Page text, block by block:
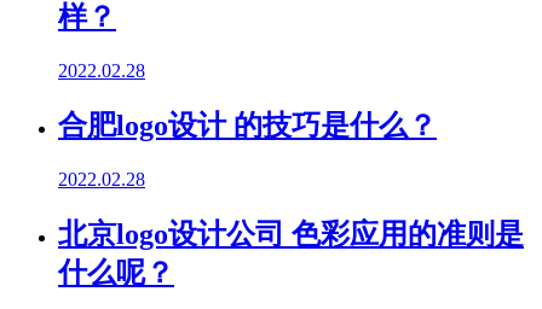
样？
2022.02.28
合肥logo设计 的技巧是什么？
2022.02.28
北京logo设计公司 色彩应用的准则是
什么呢？